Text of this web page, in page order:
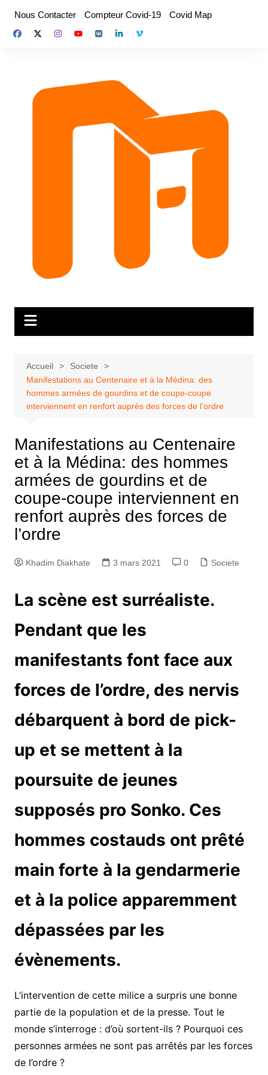
contenu
Nous Contacter Compteur Covid-19 Covid Map
Accueil
Societe
Manifestations au Centenaire et à la Médina: des
hommes armées de gourdins et de coupe-coupe
interviennent en renfort auprès des forces de l’ordre
Manifestations au Centenaire
et à la Médina: des hommes
armées de gourdins et de
coupe-coupe interviennent en
renfort auprès des forces de
l’ordre
Khadim Diakhate 3 mars 2021 0 Societe
La scène est surréaliste.
Pendant que les
manifestants font face aux
forces de l’ordre, des nervis
débarquent à bord de pick-
up et se mettent à la
poursuite de jeunes
supposés pro Sonko. Ces
hommes costauds ont prêté
main forte à la gendarmerie
et à la police apparemment
dépassées par les
évènements.
L’intervention de cette milice a surpris une bonne
partie de la population et de la presse. Tout le
monde s’interroge : d’où sortent-ils ? Pourquoi ces
personnes armées ne sont pas arrêtés par les forces
de l’ordre ?